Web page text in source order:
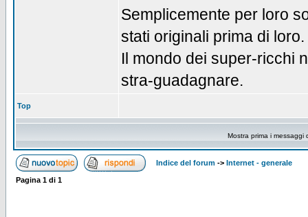
Semplicemente per loro
stati originali prima di loro.
Il mondo dei super-ricchi
stra-guadagnare.
Top
Mostra prima i messaggi
Indice del forum -> Internet - generale
Pagina 1 di 1